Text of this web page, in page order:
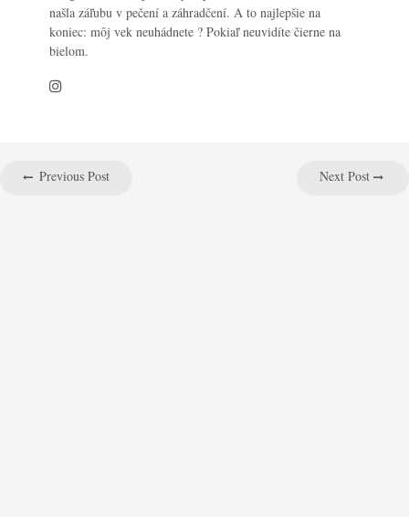
našla záľubu v pečení a záhradčení. A to najlepšie na
koniec: môj vek neuhádnete ? Pokiaľ neuvidíte čierne na
bielom.
Previous Post Next Post